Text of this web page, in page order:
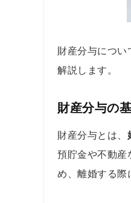
財産分与につい
解説します。
財産分与の
財産分与とは、
預貯金や不動産
め、離婚する際